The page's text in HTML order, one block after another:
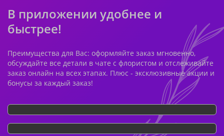
В приложении удобнее и
быстрее!
Преимущества для Вас: оформляйте заказ мгновенно,
обсуждайте все детали в чате с флористом и отслеживайте
заказ онлайн на всех этапах. Плюс - эксклюзивные акции и
бонусы за каждый заказ!